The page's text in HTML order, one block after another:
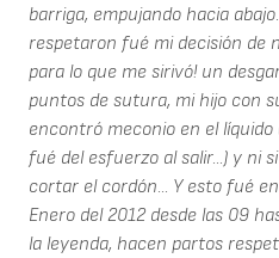
barriga, empujando hacia
respetaron fué mi decisión de
para lo que me sirivó! un
puntos de sutura, mi hijo con
encontró meconio en el
fué del esfuerzo al salir...) y ni
cortar el cordón... Y esto fué
Enero del 2012 desde las 09
la leyenda, hacen partos